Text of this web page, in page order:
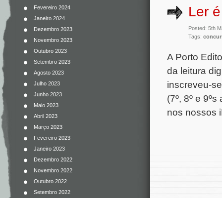
Fevereiro 2024
Janeiro 2024
Dezembro 2023
Novembro 2023
Outubro 2023
Setembro 2023
Agosto 2023
Julho 2023
Junho 2023
Maio 2023
Abril 2023
Março 2023
Fevereiro 2023
Janeiro 2023
Dezembro 2022
Novembro 2022
Outubro 2022
Setembro 2022
Ler
Posted: 5th
Tags:
A Porto
da leitura
inscreveu-
(7º, 8º e
nos nossos